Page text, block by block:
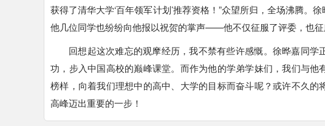
获得了清华大学‘百年领军计划’推荐资格！”众望所归，全场沸腾。
他几位同学也纷纷向他报以祝贺的掌声——他不仅征服了评委，也征
回想起这次难忘的观摩经历，我不禁有些许感慨。徐晔嘉同
功，步入中国高校的巅峰课堂。而作为他的学弟学妹们，我们与
榜样，向着我们理想中的高中、大学的目标而奋斗呢？或许不久
高峰迈出重要的一步！